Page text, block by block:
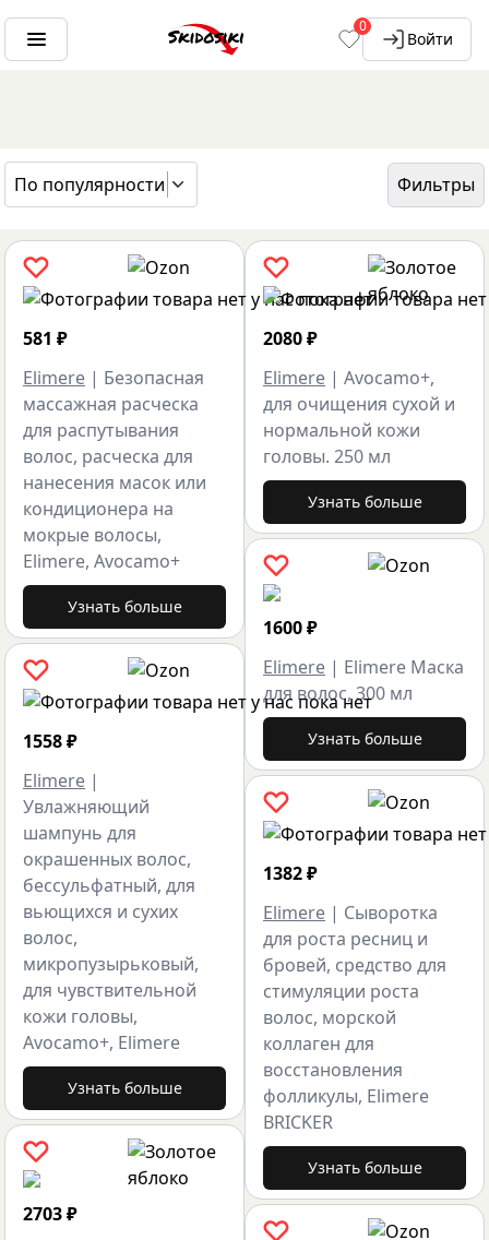
0
Войти
По популярности
Фильтры
ГЛАВНАЯ
БРЕНДЫ
581 ₽
Elimere | Безопасная
массажная расческа
для распутывания
волос, расческа для
нанесения масок или
кондиционера на
мокрые волосы,
Elimere, Avocamo+
Узнать больше
1558₽
Elimere |
Увлажняющий
шампунь для
окрашенных волос,
бессульфатный, для
вьющихся и сухих
волос,
микропузырьковый,
для чувствительной
кожи головы,
Avocamo+, Elimere
Узнать больше
2703₽
2080₽
Elimere | Avocamo+,
для очищения сухой и
нормальной кожи
головы. 250 мл
Узнать больше
1600₽
Elimere | Elimere Маска
для волос, 300 мл
Узнать больше
1382₽
Elimere | Сыворотка
для роста ресниц и
бровей, средство для
стимуляции роста
волос, морской
коллаген для
восстановления
фолликулы, Elimere
BRICKER
Узнать больше